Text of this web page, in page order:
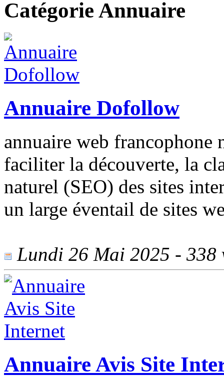
Catégorie Annuaire
Annuaire Dofollow
annuaire web francophone
faciliter la découverte, la
naturel (SEO) des sites
un large éventail de sites
Lundi 26 Mai 2025 - 338
Annuaire Avis Site